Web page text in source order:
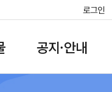
로그인
공지·안내